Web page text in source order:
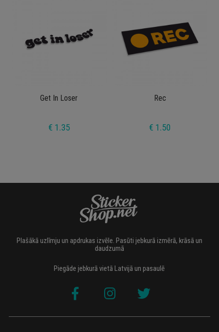
Get In Loser
€ 1.35
Rec
€ 1.50
Plašākā uzlīmju un apdrukas izvēle. Pasūti jebkurā izmērā, krāsā un
daudzumā
Piegāde jebkurā vietā Latvijā un pasaulē